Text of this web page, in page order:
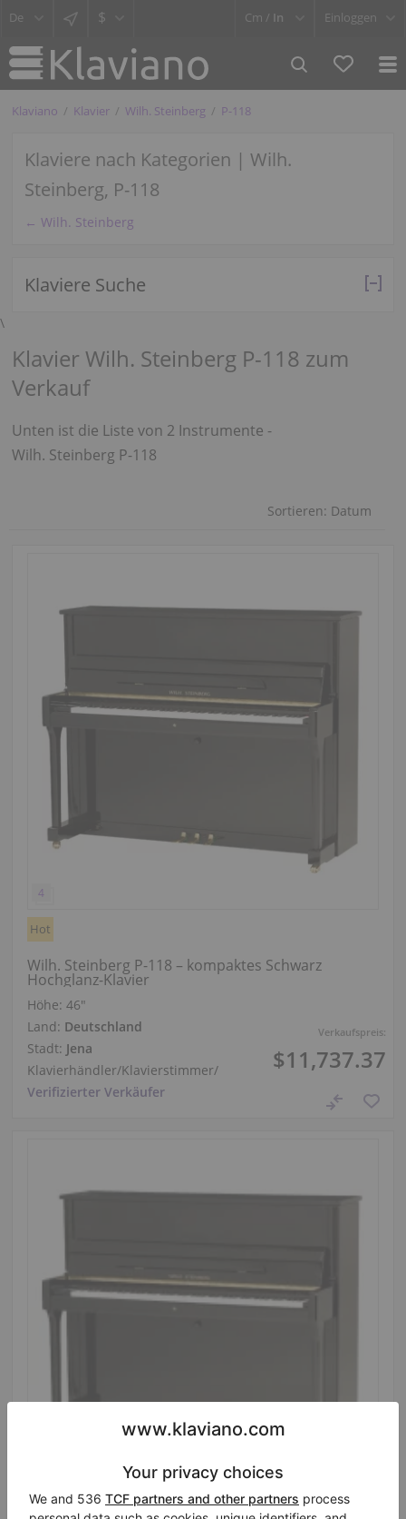
$ Cm / In Einloggen
Klaviano Klavier Wilh. Steinberg P-118
Klaviere nach Kategorien | Wilh.
Steinberg, P-118
← Wilh. Steinberg
Klaviere Suche
\
Klavier Wilh. Steinberg P-118 zum
Verkauf
Unten ist die Liste von 2 Instrumente -
Wilh. Steinberg P-118
Sortieren: Datum
Verkaufspreis:
$11,737.37
Hot
Wilh. Steinberg P-118 – kompaktes Schwarz
Hochglanz-Klavier
Höhe: 46″
Land: Deutschland
Stadt: Jena
Klavierhändler/Klavierstimmer/
Verifizierter Verkäufer
Hot